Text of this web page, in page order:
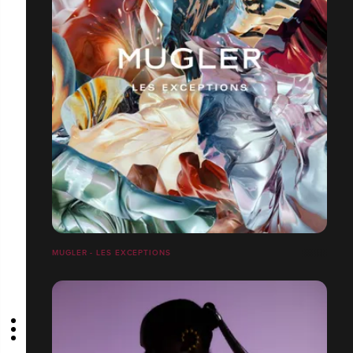
MUGLER - LES EXCEPTIONS